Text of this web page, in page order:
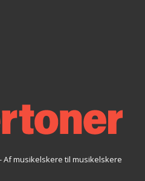
musikelskere til musikelskere